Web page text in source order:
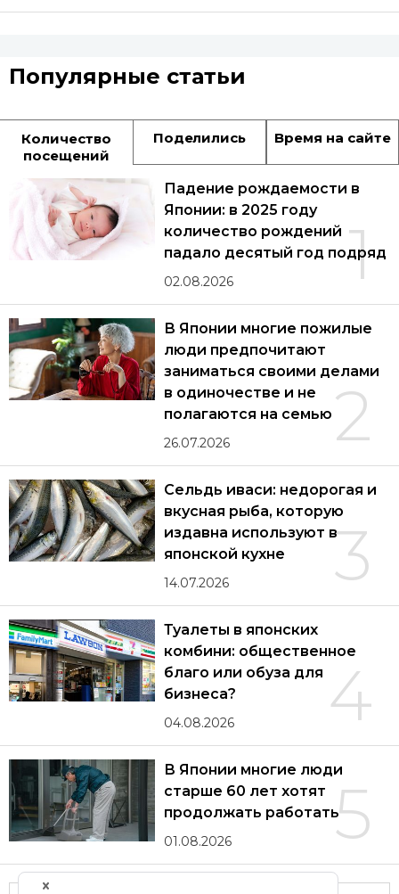
Популярные статьи
Количество
посещений
Поделились Время на сайте
1
Падение рождаемости в
Японии: в 2025 году
количество рождений
падало десятый год подряд
02.08.2026
2
В Японии многие пожилые
люди предпочитают
заниматься своими делами
в одиночестве и не
полагаются на семью
26.07.2026
3
Сельдь иваси: недорогая и
вкусная рыба, которую
издавна используют в
японской кухне
14.07.2026
4
Туалеты в японских
комбини: общественное
благо или обуза для
бизнеса?
04.08.2026
5
В Японии многие люди
старше 60 лет хотят
продолжать работать
01.08.2026